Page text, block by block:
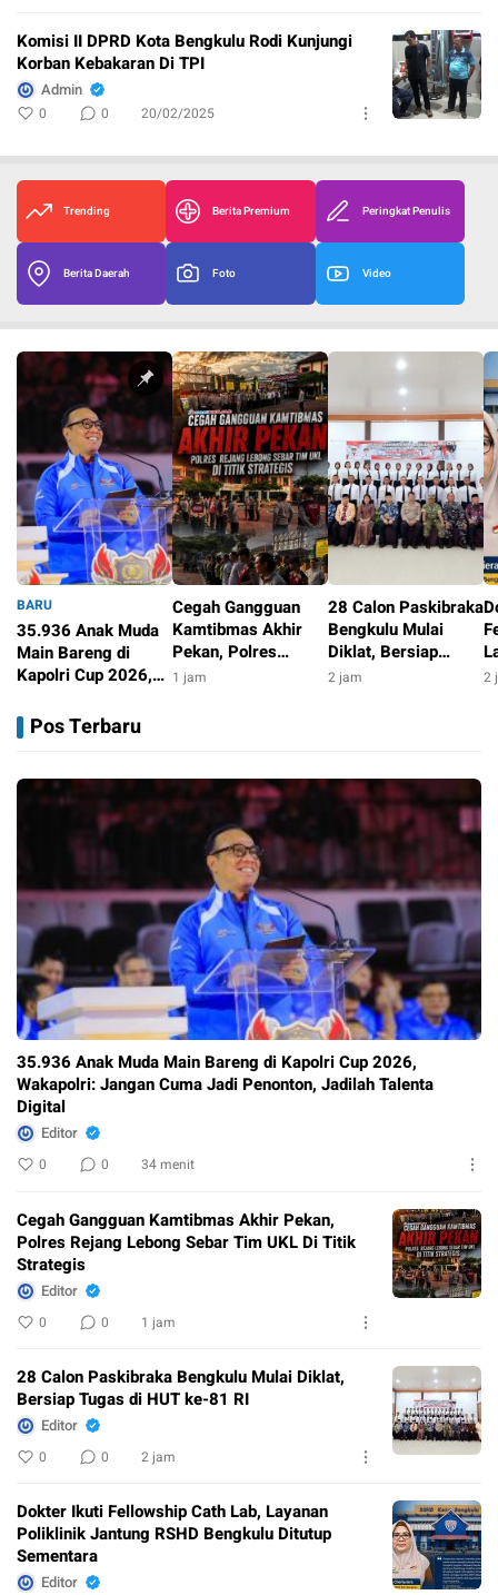
Komisi II DPRD Kota Bengkulu Rodi Kunjungi
Korban Kebakaran Di TPI
Admin
0 0 20/02/2025
Trending Berita Premium Peringkat Penulis
Berita Daerah Foto Video
BARU
35.936 Anak Muda
Main Bareng di
Kapolri Cup 2026,
Cuma Jadi
Penonton, Jadilah
Cegah Gangguan
Kamtibmas Akhir
Pekan, Polres
Rejang Lebong
1 jam
28 Calon Paskibraka
Bengkulu Mulai
Diklat, Bersiap
Tugas di HUT ke-81
2 jam 2
Pos Terbaru
35.936 Anak Muda Main Bareng di Kapolri Cup 2026,
Wakapolri: Jangan Cuma Jadi Penonton, Jadilah Talenta
Digital
Editor
0 0 34 menit
Cegah Gangguan Kamtibmas Akhir Pekan,
Polres Rejang Lebong Sebar Tim UKL Di Titik
Strategis
Editor
0 0 1 jam
28 Calon Paskibraka Bengkulu Mulai Diklat,
Bersiap Tugas di HUT ke-81 RI
Editor
0 0 2 jam
Dokter Ikuti Fellowship Cath Lab, Layanan
Poliklinik Jantung RSHD Bengkulu Ditutup
Sementara
Editor